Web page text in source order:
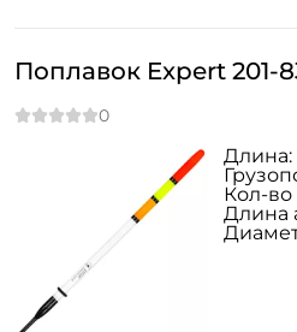
Поплавок Expert 201-
Длина:
Кол-во
Длина